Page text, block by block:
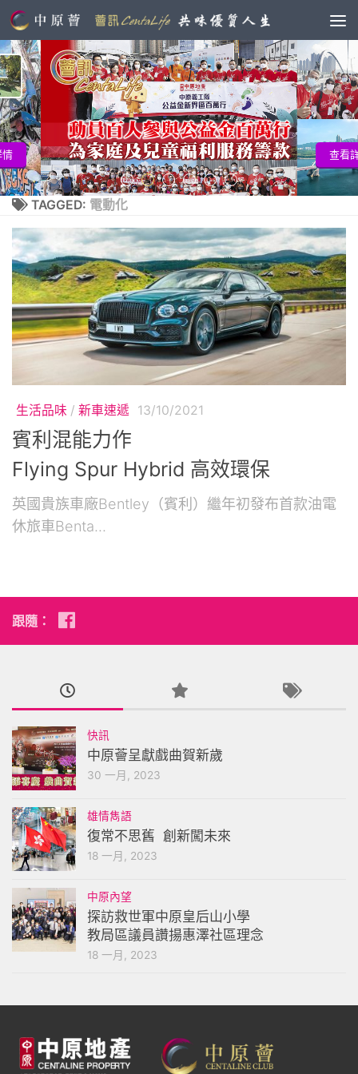
查看詳情
TAGGED: 電動化
生活品味 / 新車速遞 13/10/2021
賓利混能力作
Flying Spur Hybrid 高效環保
英國貴族車廠Bentley（賓利）繼年初發布首款油電
休旅車Benta...
跟隨：
快訊
中原薈呈獻戲曲賀新歲
30 一月, 2023
雄情雋語
復常不思舊 創新闖未來
18 一月, 2023
中原內望
探訪救世軍中原皇后山小學
教局區議員讚揚惠澤社區理念
18 一月, 2023